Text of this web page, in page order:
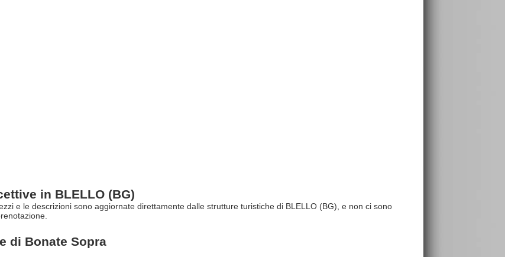
in BLELLO (BG)
e le descrizioni sono aggiornate direttamente dalle strutture turistiche di BLELLO (BG), e non ci sono
di Bonate Sopra